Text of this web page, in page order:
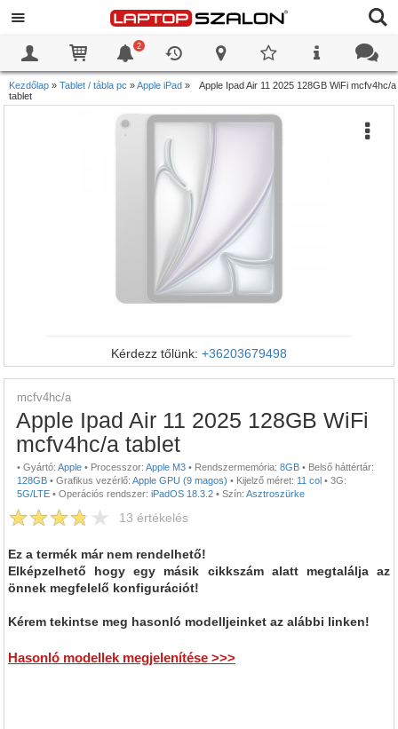
2
Kezdőlap » Tablet / tábla pc »Apple iPad »
Apple Ipad Air 11 2025 128GB WiFi mcfv4hc/a
tablet
Kérdezz tőlünk: +36203679498
mcfv4hc/a
Apple Ipad Air 11 2025 128GB WiFi
mcfv4hc/a tablet
• Gyártó: Apple • Processzor: Apple M3 • Rendszermemória: 8GB • Belső háttértár:
128GB • Grafikus vezérlő: Apple GPU (9 magos) • Kijelző méret: 11 col • 3G:
5G/LTE • Operációs rendszer: iPadOS 18.3.2 • Szín: Asztroszürke
13 értékelés
Ez a termék már nem rendelhető!
Elképzelhető hogy egy másik cikkszám alatt megtalálja az
önnek megfelelő konfigurációt!
Kérem tekintse meg hasonló modelljeinket az alábbi linken!
Hasonló modellek megjelenítése >>>
0
0